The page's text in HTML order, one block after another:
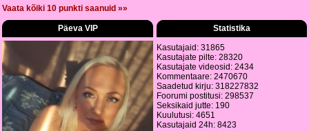
Vaata kõiki 10 punkti saanuid »»
Päeva VIP
Statistika
Kasutajaid: 31865
Kasutajate pilte: 28320
Kasutajate videosid: 2434
Kommentaare: 2470670
Saadetud kirju: 318227832
Foorumi postitusi: 298537
Seksikaid jutte: 190
Kuulutusi: 4651
Kasutajaid 24h: 8423